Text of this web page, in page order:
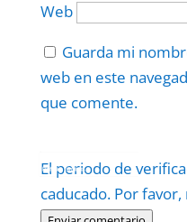
Web
Guarda mi
web en este
que comente.
El periodo de
caducado. Por
Politica–Términos.